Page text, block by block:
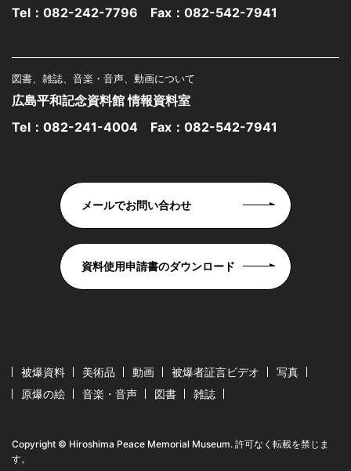
Tel： 082-242-7796 Fax：082-542-7941
図書、雑誌、音楽・音声、動画について
広島平和記念資料館 情報資料室
Tel： 082-241-4004 Fax：082-542-7941
メールでお問い合わせ
資料使用申請書のダウンロード
被爆資料 美術品 動画 被爆者証言ビデオ
写真
原爆の絵
音楽・音声 図書 雑誌
Copyright © Hiroshima Peace Memorial Museum. 許可なく転載を禁じま
す。